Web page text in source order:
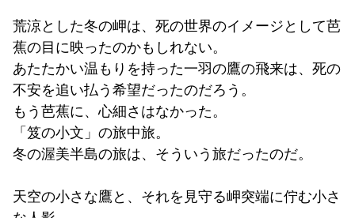
荒涼とした冬の岬は、死の世界のイメージとして芭
蕉の目に映ったのかもしれない。
あたたかい温もりを持った一羽の鷹の飛来は、死の
不安を追い払う希望だったのだろう。
もう芭蕉に、心細さはなかった。
「笈の小文」の旅中旅。
冬の渥美半島の旅は、そういう旅だったのだ。
天空の小さな鷹と、それを見守る岬突端に佇む小さ